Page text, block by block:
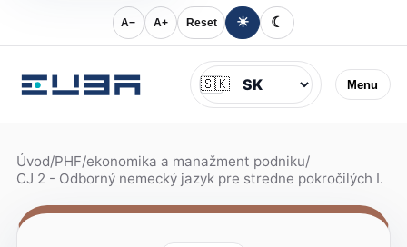
A− A+ Reset ☀ ☾
Menu
Jazyk
🇸🇰
Úvod/PHF/ekonomika a manažment podniku/
CJ 2 - Odborný nemecký jazyk pre stredne pokročilých I.